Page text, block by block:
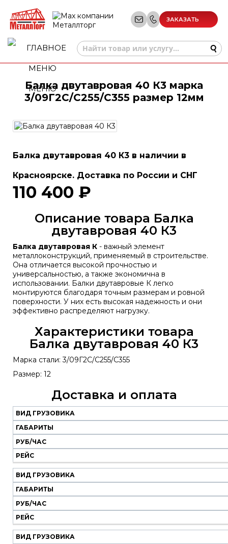
ЗАКАЗАТЬ
МЕНЮ
Балка двутавровая 40 К3 марка
3/09Г2С/С255/С355 размер 12мм
Балка двутавровая 40 К3 в наличии в
Красноярске. Доставка по России и СНГ
110 400 ₽
Описание товара Балка
двутавровая 40 К3
Балка двутавровая К - важный элемент
металлоконструкций, применяемый в строительстве.
Она отличается высокой прочностью и
универсальностью, а также экономична в
использовании. Балки двутавровые К легко
монтируются благодаря точным размерам и ровной
поверхности. У них есть высокая надежность и они
эффективно распределяют нагрузку.
Характеристики товара
Балка двутавровая 40 К3
Марка стали: 3/09Г2С/С255/С355
Размер: 12
Доставка и оплата
Наш
транспорт
Вид
грузовика
Габариты
Руб/
час
Рейс
ВИД ГРУЗОВИКА
ГАБАРИТЫ
РУБ/ЧАС
РЕЙС
ВИД ГРУЗОВИКА
ГАБАРИТЫ
РУБ/ЧАС
РЕЙС
ВИД ГРУЗОВИКА